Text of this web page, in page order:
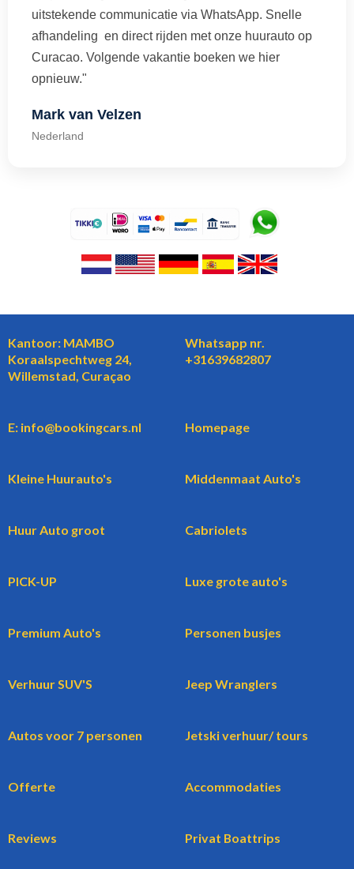
uitstekende communicatie via WhatsApp. Snelle
afhandeling en direct rijden met onze huurauto op
Curacao. Volgende vakantie boeken we hier
opnieuw."
Mark van Velzen
Nederland
Kantoor: MAMBO
Koraalspechtweg 24,
Willemstad, Curaçao
Whatsapp nr.
+31639682807
E: info@bookingcars.nl Homepage
Kleine Huurauto's Middenmaat Auto's
Huur Auto groot Cabriolets
PICK-UP Luxe grote auto's
Premium Auto's Personen busjes
Verhuur SUV'S Jeep Wranglers
Autos voor 7 personen Jetski verhuur/ tours
Offerte Accommodaties
Reviews Privat Boattrips